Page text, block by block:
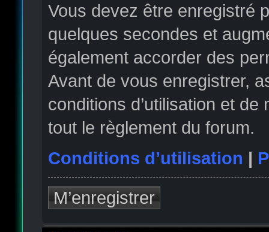
Vous devez être enregistré
quelques secondes et
également accorder des
Avant de vous enregistrer,
conditions d’utilisation et
tout le règlement du forum.
Conditions d’utilisation |
M’enregistrer